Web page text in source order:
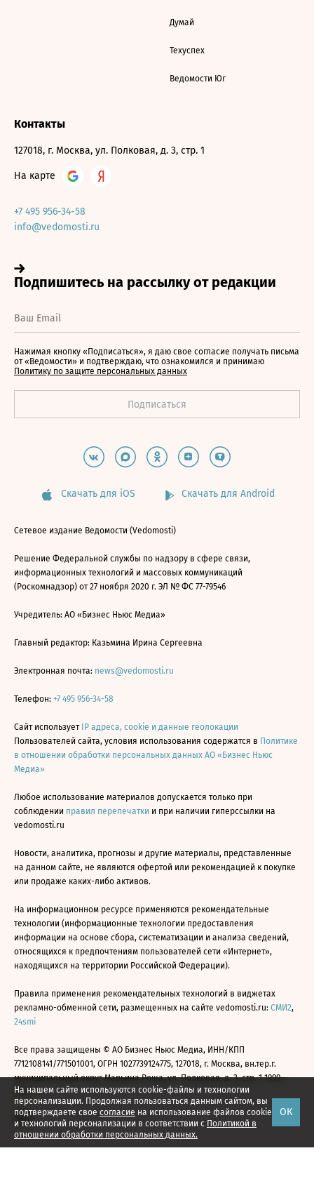
На нашем сайте используются cookie-файлы и технологии
персонализации. Продолжая пользоваться данным сайтом, вы
подтверждаете свое согласие на использование файлов cookie
и технологий персонализации в соответствии с Политикой в
отношении обработки персональных данных.
ОК
Думай
Техуспех
Ведомости Юг
Контакты
127018, г. Москва, ул. Полковая, д. 3, стр. 1
На карте
+7 495 956-34-58
info@vedomosti.ru
Нажимая кнопку «Подписаться», я даю свое согласие получать письма
от «Ведомости» и подтверждаю, что ознакомился и принимаю
Политику по защите персональных данных
Скачать для iOS Скачать для Android
Сетевое издание Ведомости (Vedomosti)
Решение Федеральной службы по надзору в сфере связи,
информационных технологий и массовых коммуникаций
(Роскомнадзор) от 27 ноября 2020 г. ЭЛ № ФС 77-79546
Учредитель: АО «Бизнес Ньюс Медиа»
Главный редактор: Казьмина Ирина Сергеевна
Электронная почта: news@vedomosti.ru
Телефон: +7 495 956-34-58
Сайт использует IP адреса, cookie и данные геолокации
Пользователей сайта, условия использования содержатся в Политике
в отношении обработки персональных данных АО «Бизнес Ньюс
Медиа»
Любое использование материалов допускается только при
соблюдении правил перепечатки и при наличии гиперссылки на
vedomosti.ru
Новости, аналитика, прогнозы и другие материалы, представленные
на данном сайте, не являются офертой или рекомендацией к покупке
или продаже каких-либо активов.
На информационном ресурсе применяются рекомендательные
технологии (информационные технологии предоставления
информации на основе сбора, систематизации и анализа сведений,
относящихся к предпочтениям пользователей сети «Интернет»,
находящихся на территории Российской Федерации).
Правила применения рекомендательных технологий в виджетах
рекламно-обменной сети, размещенных на сайте vedomosti.ru: СМИ2,
24smi
Все права защищены © АО Бизнес Ньюс Медиа, ИНН/КПП
7712108141/771501001, ОГРН 1027739124775, 127018, г. Москва, вн.тер.г.
муниципальный округ Марьина Роща, ул. Полковая, д. 3, стр. 1 1999—
2026